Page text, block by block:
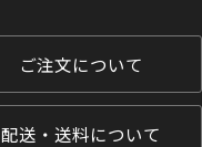
ご注文について
配送・送料について